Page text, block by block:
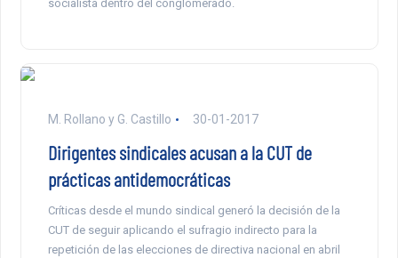
socialista dentro del conglomerado.
M. Rollano y G. Castillo 30-01-2017
Dirigentes sindicales acusan a la CUT de
prácticas antidemocráticas
Críticas desde el mundo sindical generó la decisión de la
CUT de seguir aplicando el sufragio indirecto para la
repetición de las elecciones de directiva nacional en abril